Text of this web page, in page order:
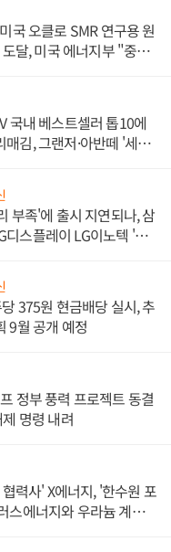
국 오클로 SMR 연구용 원
달, 미국 에너지부 "중요
국내 베스트셀러 톱10에
김, 그랜저·아반떼 '세단
부족'에 출시 지연되나, 삼
디스플레이 LG이노텍 '탈
375원 현금배당 실시, 추
9월 공개 예정
정부 풍력 프로젝트 동결
명령 내려
력사' X에너지, '한수원 포
스에너지와 우라늄 계약